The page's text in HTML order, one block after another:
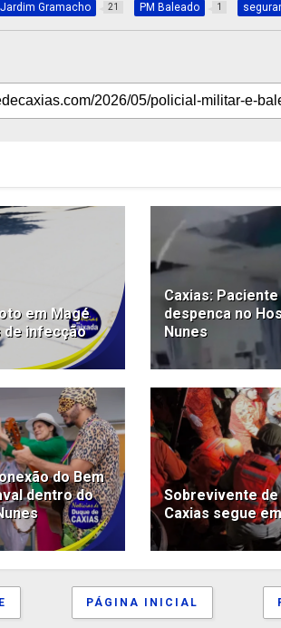
Jardim Gramacho 21 PM Baleado 1
em Magé
de infecção
Caxias:
despenca no
Nunes
do Bem
dentro do
Sobrevivente
Caxias segue
PÁGINA INICIAL